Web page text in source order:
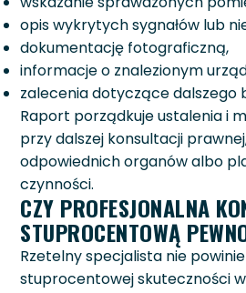
opis wykrytych sygnałów lub
dokumentację fotograficzną,
informacje o znalezionym
zalecenia dotyczące dalszego
Raport porządkuje ustalenia i
przy dalszej konsultacji
odpowiednich organów albo
czynności.
CZY PROFESJONALNA
STUPROCENTOWĄ
Rzetelny specjalista nie
stuprocentowej skuteczności